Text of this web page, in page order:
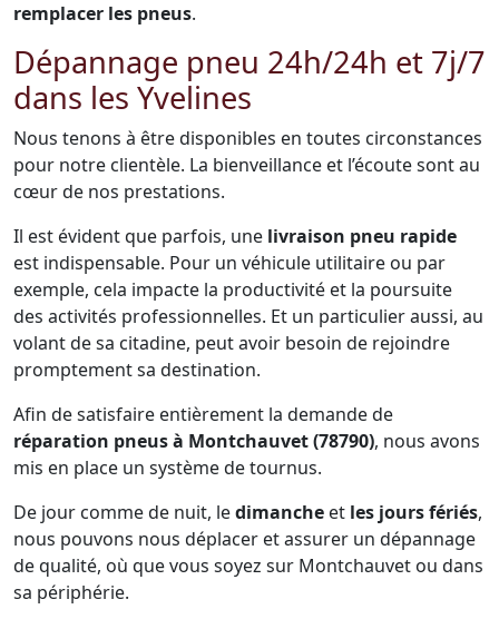
remplacer les pneus.
Dépannage pneu 24h/24h et 7j/7
dans les Yvelines
Nous tenons à être disponibles en toutes circonstances
pour notre clientèle. La bienveillance et l’écoute sont au
cœur de nos prestations.
Il est évident que parfois, une livraison pneu rapide
est indispensable. Pour un véhicule utilitaire ou par
exemple, cela impacte la productivité et la poursuite
des activités professionnelles. Et un particulier aussi, au
volant de sa citadine, peut avoir besoin de rejoindre
promptement sa destination.
Afin de satisfaire entièrement la demande de
réparation pneus à Montchauvet (78790), nous avons
mis en place un système de tournus.
De jour comme de nuit, ledimanche et les jours fériés,
nous pouvons nous déplacer et assurer un dépannage
de qualité, où que vous soyez sur Montchauvet ou dans
sa périphérie.